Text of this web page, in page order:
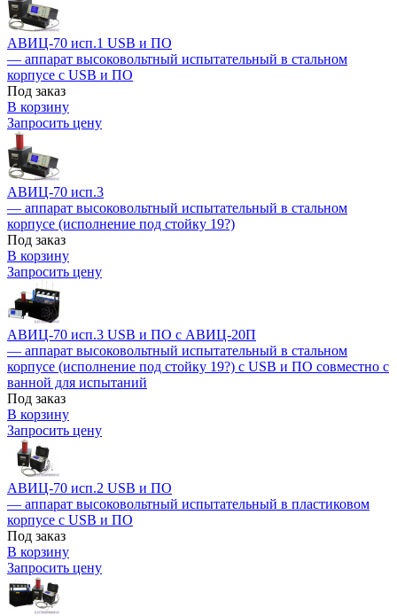
АВИЦ-70 исп.1 USB и ПО
— аппарат высоковольтный испытательный в стальном
корпусе c USB и ПО
Под заказ
В корзину
Запросить цену
АВИЦ-70 исп.3
— аппарат высоковольтный испытательный в стальном
корпусе (исполнение под стойку 19?)
Под заказ
В корзину
Запросить цену
АВИЦ-70 исп.3 USB и ПО c АВИЦ-20П
— аппарат высоковольтный испытательный в стальном
корпусе (исполнение под стойку 19?) с USB и ПО совместно с
ванной для испытаний
Под заказ
В корзину
Запросить цену
АВИЦ-70 исп.2 USB и ПО
— аппарат высоковольтный испытательный в пластиковом
корпусе с USB и ПО
Под заказ
В корзину
Запросить цену